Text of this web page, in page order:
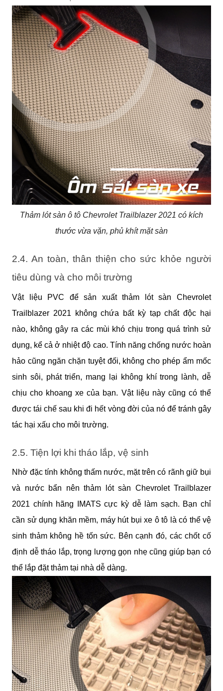
Thảm lót sàn ô tô Chevrolet Trailblazer 2021 có kích
thước vừa vặn, phủ khít mặt sàn
2.4. An toàn, thân thiện cho sức khỏe người
tiêu dùng và cho môi trường
Vật liệu PVC để sản xuất thảm lót sàn Chevrolet
Trailblazer 2021 không chứa bất kỳ tạp chất độc hại
nào, không gây ra các mùi khó chịu trong quá trình sử
dụng, kể cả ở nhiệt độ cao. Tính năng chống nước hoàn
hảo cũng ngăn chặn tuyệt đối, không cho phép ẩm mốc
sinh sôi, phát triển, mang lại không khí trong lành, dễ
chịu cho khoang xe của bạn. Vật liệu này cũng có thể
được tái chế sau khi đi hết vòng đời của nó để tránh gây
tác hại xấu cho môi trường.
2.5. Tiện lợi khi tháo lắp, vệ sinh
Nhờ đặc tính không thấm nước, mặt trên có rãnh giữ bụi
và nước bẩn nên thảm lót sàn Chevrolet Trailblazer
2021 chính hãng IMATS cực kỳ dễ làm sạch. Bạn chỉ
cần sử dụng khăn mềm, máy hút bụi xe ô tô là có thể vệ
sinh thảm không hề tốn sức. Bên cạnh đó, các chốt cố
định dễ tháo lắp, trọng lượng gọn nhẹ cũng giúp bạn có
thể lắp đặt thảm tại nhà dễ dàng.